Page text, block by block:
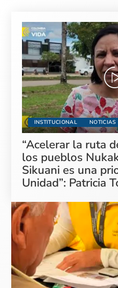
INSTITUCIONAL NOTICIAS
“Acelerar la ruta
los pueblos
Sikuani es una
Unidad”: Patricia